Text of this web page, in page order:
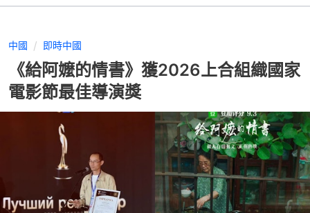
中國 即時中國
《給阿嬤的情書》獲2026上合組織國家
電影節最佳導演獎